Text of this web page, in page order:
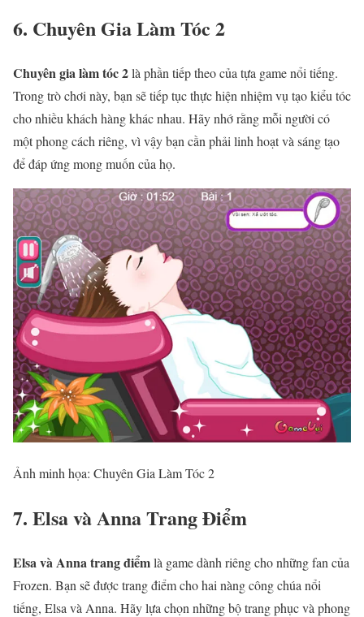
6. Chuyên Gia Làm Tóc 2
Chuyên gia làm tóc 2là phần tiếp theo của tựa game nổi tiếng.
Trong trò chơi này, bạn sẽ tiếp tục thực hiện nhiệm vụ tạo kiểu tóc
cho nhiều khách hàng khác nhau. Hãy nhớ rằng mỗi người có
một phong cách riêng, vì vậy bạn cần phải linh hoạt và sáng tạo
để đáp ứng mong muốn của họ.
Ảnh minh họa: Chuyên Gia Làm Tóc 2
7. Elsa và Anna Trang Điểm
Elsa và Anna trang điểmlà game dành riêng cho những fan của
Frozen. Bạn sẽ được trang điểm cho hai nàng công chúa nổi
tiếng, Elsa và Anna. Hãy lựa chọn những bộ trang phục và phong